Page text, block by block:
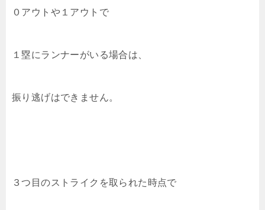
０アウトや１アウトで
１塁にランナーがいる場合は、
振り逃げはできません。
３つ目のストライクを取られた時点で